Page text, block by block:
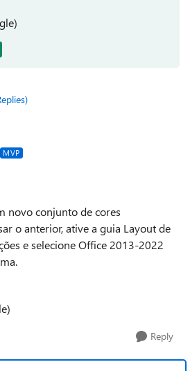
MVP
novo conjunto de cores
o anterior, ative a guia Layout de
e selecione Office 2013-2022
Reply